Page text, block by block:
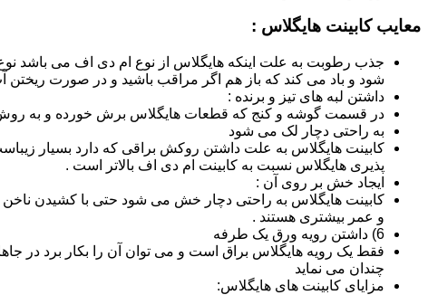
معایب کابینت هایگلاس :
جذب رطوبت به علت اینکه هایگلاس از نوع ام دی اف می باشد
شود و باد می کند که باز هم اگر مراقب باشید و در صورت ریختن
داشتن لبه های تیز و برنده :
در قسمت گوشه و کنج که قطعات هایگلاس برش خورده و به روش
به راحتی دچار لک می شود
کابینت هایگلاس به علت داشتن روکش براقی که دارد بسیار
پذیری هایگلاس نسبت به کابینت ام دی اف بالاتر است .
ایجاد خش بر روی آن :
کابینت هایگلاس به راحتی دچار خش می شود حتی با کشیدن ناخن
و عمر بیشتری هستند .
6) داشتن رویه ورق یک طرفه
فقط یک رویه هایگلاس براق است و می توان آن را بکار برد در
چندان می نماید
مزایای کابینت های هایگلاس: